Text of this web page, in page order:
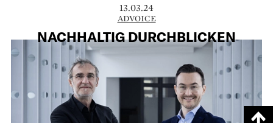
13.03.24
ADVOICE
NACHHALTIG DURCHBLICKEN